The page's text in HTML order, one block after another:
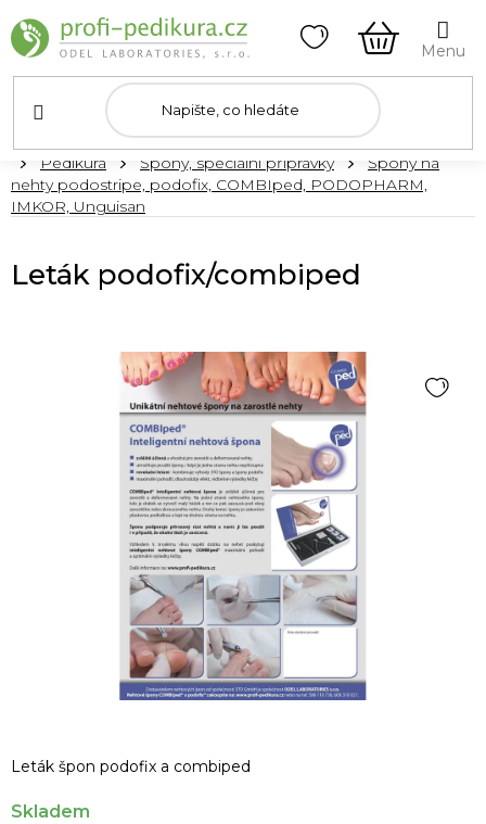
na
obsah
NÁKUPNÍ
KOŠÍK
DomůPedikúra Špony, speciální přípravky
Špony na
nehty podostripe, podofix, COMBIped, PODOPHARM,
IMKOR, Unguisan
Leták špon podofix a combiped
Skladem
Leták podofix/combiped